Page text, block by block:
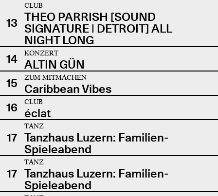
13
CLUB
THEO PARRISH [SOUND
SIGNATURE | DETROIT] ALL
NIGHT LONG
14
KONZERT
ALTIN GÜN
15
ZUM MITMACHEN
Caribbean Vibes
16
CLUB
éclat
17
TANZ
Tanzhaus Luzern: Familien-
Spieleabend
17
TANZ
Tanzhaus Luzern: Familien-
Spieleabend